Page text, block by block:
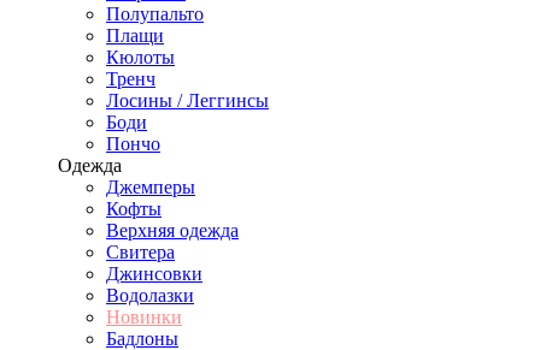
Полупальто
Плащи
Кюлоты
Тренч
Лосины / Леггинсы
Боди
Пончо
Одежда
Джемперы
Кофты
Верхняя одежда
Свитера
Джинсовки
Водолазки
Новинки
Бадлоны